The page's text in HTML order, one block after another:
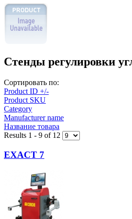
Стенды регулировки
Сортировать по:
Product ID +/-
Product SKU
Category
Manufacturer name
Название товара
Results 1 - 9 of 12
EXACT 7